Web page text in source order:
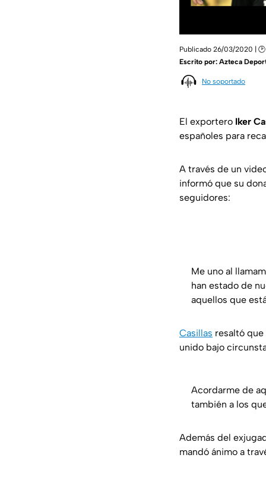
Publicado 26/03/2020 | 🕑
Escrito por: Azteca
No soportado
El exportero Iker
españoles para
A través de un
informó que su
seguidores:
Me uno al
han estado de
aquellos que
Casillas resaltó
unido bajo
Acordarme de
también a los
Además del
mandó ánimo a